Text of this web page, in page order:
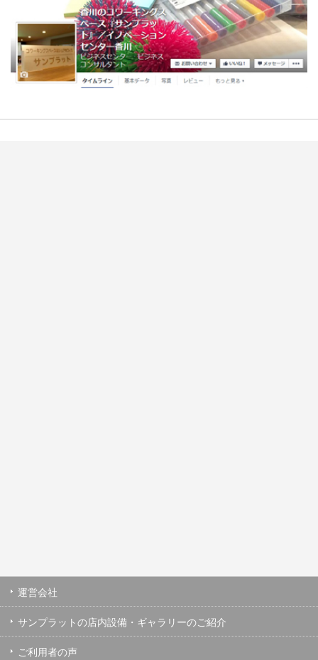
運営会社
サンプラットの店内設備・ギャラリーのご紹介
ご利用者の声